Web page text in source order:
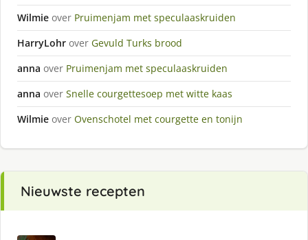
Wilmie over Pruimenjam met speculaaskruiden
HarryLohr over Gevuld Turks brood
anna over Pruimenjam met speculaaskruiden
anna over Snelle courgettesoep met witte kaas
Wilmie over Ovenschotel met courgette en tonijn
Nieuwste recepten